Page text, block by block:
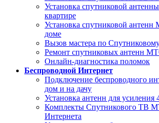
Установка спутниковой
квартире
Установка спутниковой
доме
Вызов мастера по
Ремонт спутниковых антенн
Онлайн-диагностика поломок
Беспроводной Интернет
Подключение беспроводного
дом и на дачу
Установка антенн для усиления
Комплекты Спутникового ТВ
Интернета